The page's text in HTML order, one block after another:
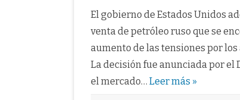
El gobierno de Estados Unidos
venta de petróleo ruso que se
aumento de las tensiones por
La decisión fue anunciada por el
el mercado… Leer más »